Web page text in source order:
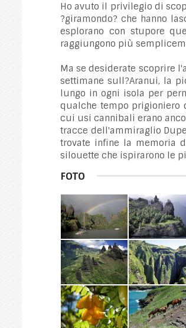
Ho avuto il privilegio di
?giramondo? che hanno
esplorano con stupore
raggiungono più
Ma se desiderate scoprire
settimane sull?Aranui, la
lungo in ogni isola per
qualche tempo prigioniero
cui usi cannibali erano
tracce dell'ammiraglio
trovate infine la memoria
silouette che ispirarono le
FOTO